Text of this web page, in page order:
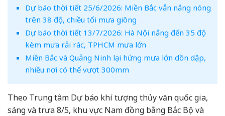
Dự báo thời tiết 25/6/2026: Miền Bắc vẫn nắng nóng
trên 38 độ, chiều tối mưa giông
Dự báo thời tiết 13/7/2026: Hà Nội nắng đến 35 độ
kèm mưa rải rác, TPHCM mưa lớn
Miền Bắc và Quảng Ninh lại hứng mưa lớn dồn dập,
nhiều nơi có thể vượt 300mm
Theo Trung tâm Dự báo khí tượng thủy văn quốc gia,
sáng và trưa 8/5, khu vực Nam đồng bằng Bắc Bộ và